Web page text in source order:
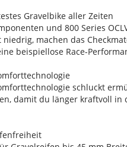
Gravelbike aller Zeiten
und 800 Series
niedrig, machen das
beispiellose Race-
schluckt
damit du länger kraftvoll in